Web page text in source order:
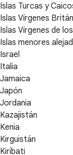
Islas Turcas y
Islas Vírgenes
Islas Vírgenes de
Islas menores
Israel
Italia
Jamaica
Japón
Jordania
Kazajistán
Kenia
Kirguistán
Kiribati